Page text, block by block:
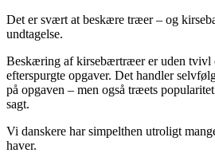
Det er svært at beskære træer – og
undtagelse.
Beskæring af kirsebærtræer er uden tvivl
efterspurgte opgaver. Det handler
på opgaven – men også træets
sagt.
Vi danskere har simpelthen utroligt
haver.